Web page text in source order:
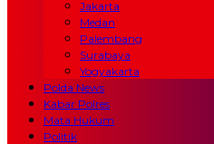
Jakarta
Medan
Palembang
Surabaya
Yogyakarta
Polda News
Kabar Polres
Mata Hukum
Politik